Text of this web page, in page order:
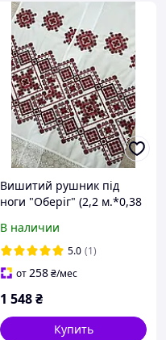
Вишитий рушник під
ноги "Оберіг" (2,2 м.*0,38
В наличии
5.0 (1)
от258₴/мес
1 548₴
Купить